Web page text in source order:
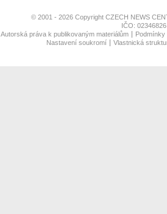
© 2001 - 2026 Copyright CZECH NEWS
IČO:
Autorská práva k publikovaným materiálům
Nastavení soukromí
Vlastnická